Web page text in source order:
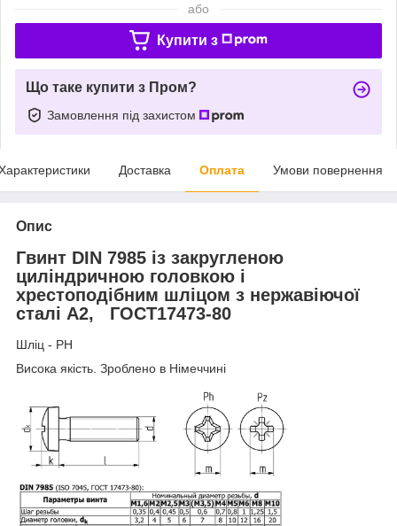
або
Купити з
Що таке купити з Пром?
Замовлення під захистом
Доставка Оплата Умови повернення
Опис
Гвинт DIN 7985 із закругленою
циліндричною головкою і
хрестоподібним шліцом з нержавіючої
сталі А2, ГОСТ17473-80
Шліц - РН
Висока якість. Зроблено в Німеччині